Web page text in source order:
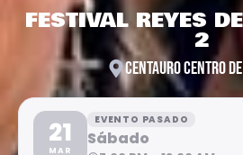
FESTIVAL REYES
2
CENTAURO CENTRO
21
MAR
EVENTO PASADO
Sábado